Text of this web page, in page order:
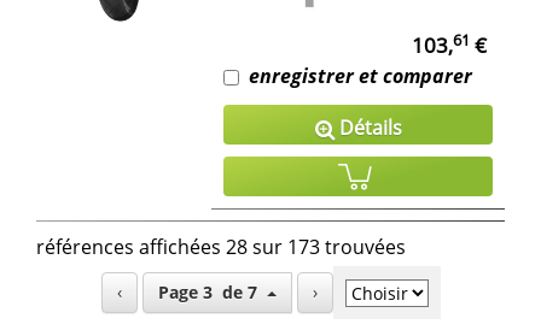
103,61 €
enregistrer et comparer
Détails
références affichées 28 sur 173 trouvées
‹ Page 3 de 7 ›